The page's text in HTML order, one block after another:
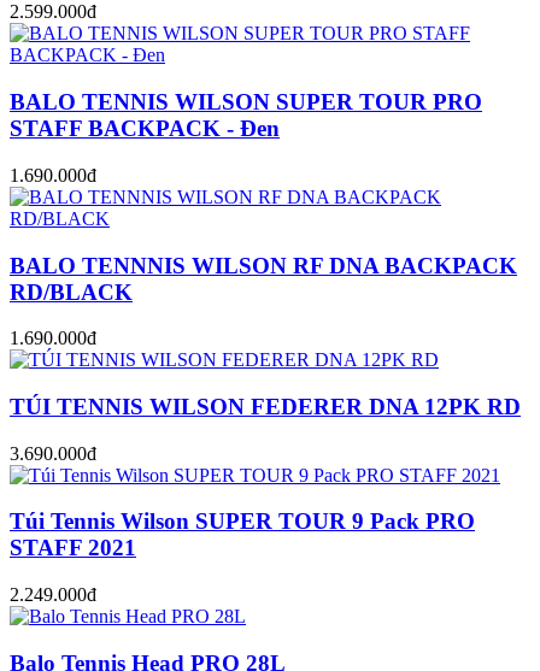
2.599.000đ
BALO TENNIS WILSON SUPER TOUR PRO
STAFF BACKPACK - Đen
1.690.000đ
BALO TENNNIS WILSON RF DNA BACKPACK
RD/BLACK
1.690.000đ
TÚI TENNIS WILSON FEDERER DNA 12PK RD
3.690.000đ
Túi Tennis Wilson SUPER TOUR 9 Pack PRO
STAFF 2021
2.249.000đ
Balo Tennis Head PRO 28L